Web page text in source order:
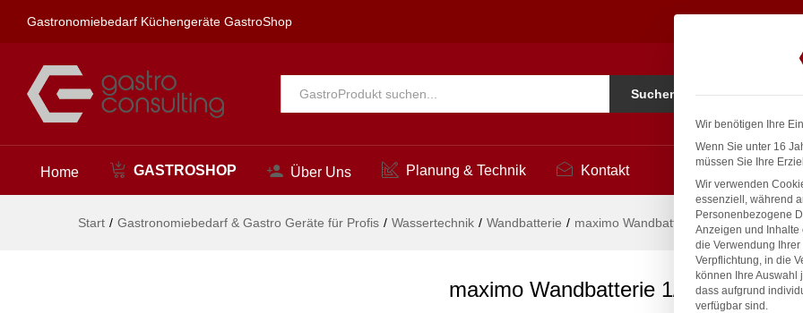
Gastronomiebedarf Küchengeräte GastroShop
Alle Suchen
Home GASTROSHOP Über Uns Planung & Technik Kontakt
Start / Gastronomiebedarf & Gastro Geräte für Profis / Wassertechnik / Wandbatterie / maximo Wandbatterie 1/2″
maximo Wandbatterie 1/2″
Beschreibung
Wir benötigen Ihre
Wenn Sie unter 16
müssen Sie Ihre
Wir verwenden
essenziell, während
Personenbezogene
Anzeigen und Inhalte
die Verwendung
Verpflichtung, in die
können Ihre Auswahl
dass aufgrund
verfügbar sind.